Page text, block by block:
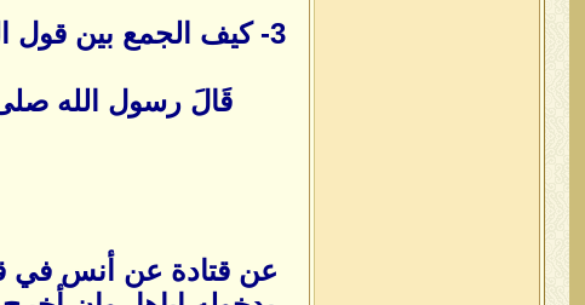
3- كيف الجمع بين قول
قَالَ رسول الله
عن قتادة عن أنس في